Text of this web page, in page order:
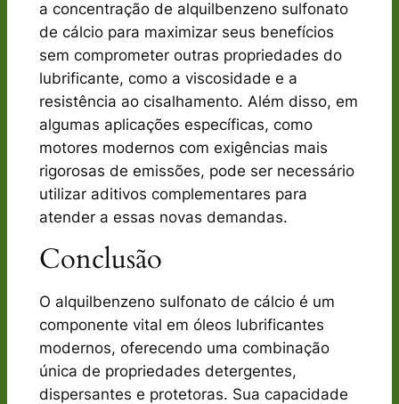
a concentração de alquilbenzeno sulfonato
de cálcio para maximizar seus benefícios
sem comprometer outras propriedades do
lubrificante, como a viscosidade e a
resistência ao cisalhamento. Além disso, em
algumas aplicações específicas, como
motores modernos com exigências mais
rigorosas de emissões, pode ser necessário
utilizar aditivos complementares para
atender a essas novas demandas.
Conclusão
O alquilbenzeno sulfonato de cálcio é um
componente vital em óleos lubrificantes
modernos, oferecendo uma combinação
única de propriedades detergentes,
dispersantes e protetoras. Sua capacidade